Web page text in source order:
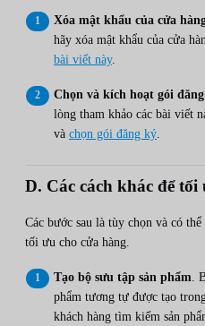
Xóa mật khẩu của cửa
hãy xóa mật khẩu của cửa
bài viết này.
Chọn và kích hoạt gói
lòng tham khảo các bài viết
và chọn gói đăng ký.
D. Các cách khác để tối
Các bước sau là tùy chọn và có
tối ưu cho cửa hàng.
Tạo bộ sưu tập sản phẩm.
phẩm tương tự được tạo
khách hàng tìm kiếm sản